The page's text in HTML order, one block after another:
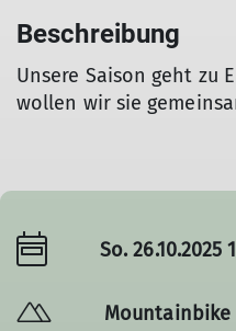
Beschreibung
Unsere Saison geht zu
wollen wir sie
So. 26.10.2025
Mountainbike